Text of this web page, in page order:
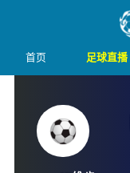
首页 足球直播